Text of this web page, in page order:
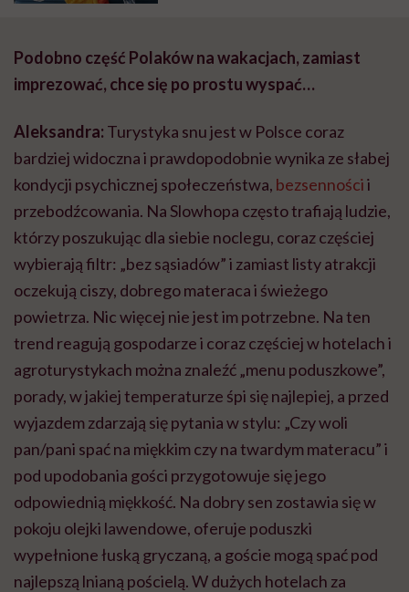
Podobno część Polaków na wakacjach, zamiast
imprezować, chce się po prostu wyspać…
Aleksandra: Turystyka snu jest w Polsce coraz
bardziej widoczna i prawdopodobnie wynika ze słabej
kondycji psychicznej społeczeństwa, bezsennościi
przebodźcowania. Na Slowhopa często trafiają ludzie,
którzy poszukując dla siebie noclegu, coraz częściej
wybierają filtr: „bez sąsiadów” i zamiast listy atrakcji
oczekują ciszy, dobrego materaca i świeżego
powietrza. Nic więcej nie jest im potrzebne. Na ten
trend reagują gospodarze i coraz częściej w hotelach i
agroturystykach można znaleźć „menu poduszkowe”,
porady, w jakiej temperaturze śpi się najlepiej, a przed
wyjazdem zdarzają się pytania w stylu: „Czy woli
pan/pani spać na miękkim czy na twardym materacu” i
pod upodobania gości przygotowuje się jego
odpowiednią miękkość. Na dobry sen zostawia się w
pokoju olejki lawendowe, oferuje poduszki
wypełnione łuską gryczaną, a goście mogą spać pod
najlepszą lnianą pościelą. W dużych hotelach za